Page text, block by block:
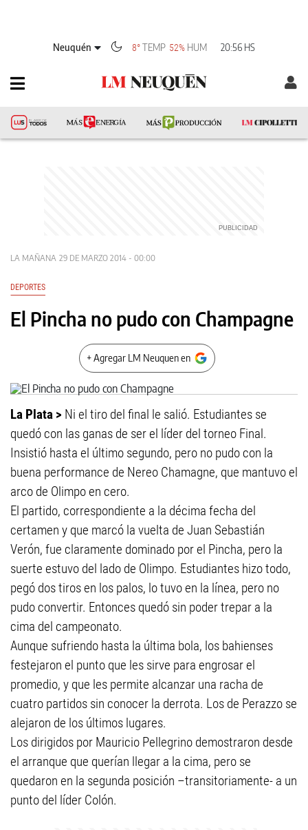
Neuquén 8°TEMP 52% HUM 20:56 HS
LA MAÑANA 29 DE MARZO 2014 - 00:00
DEPORTES
El Pincha no pudo con Champagne
+ Agregar LM Neuquen en
La Plata > Ni el tiro del final le salió. Estudiantes se
quedó con las ganas de ser el líder del torneo Final.
Insistió hasta el último segundo, pero no pudo con la
buena performance de Nereo Chamagne, que mantuvo el
arco de Olimpo en cero.
El partido, correspondiente a la décima fecha del
certamen y que marcó la vuelta de Juan Sebastián
Verón, fue claramente dominado por el Pincha, pero la
suerte estuvo del lado de Olimpo. Estudiantes hizo todo,
pegó dos tiros en los palos, lo tuvo en la línea, pero no
pudo convertir. Entonces quedó sin poder trepar a la
cima del campeonato.
Aunque sufriendo hasta la última bola, los bahienses
festejaron el punto que les sirve para engrosar el
promedio, y que les permite alcanzar una racha de
cuatro partidos sin conocer la derrota. Los de Perazzo se
alejaron de los últimos lugares.
Los dirigidos por Mauricio Pellegrino demostraron desde
el arranque que querían llegar a la cima, pero se
quedaron en la segunda posición –transitoriamente- a un
punto del líder Colón.